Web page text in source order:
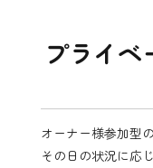
プライベ
オーナー様参加型
その日の状況に応